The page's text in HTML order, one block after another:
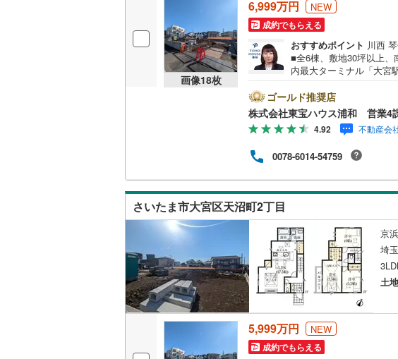
画像18枚
6,999万円 NEW
成約でもらえる
おすすめポイント 川西
■全6棟、敷地30坪以上
内最大ターミナル「大宮
ーズにご案内できますぜ
ションズグループ 東宝
住宅ローン■変動金利全
《0.89％》と某信用金庫
済額の差額:303万円
O HOUSE CLUBで生涯
ご対応ライフプランニ
サービスがございます
ゴールド推奨店
株式会社東宝ハウス浦和 営業4
4.92 不動産会
0078-6014-54759
さいたま市大宮区天沼町2丁目
京
埼
土地
5,999万円 NEW
成約でもらえる